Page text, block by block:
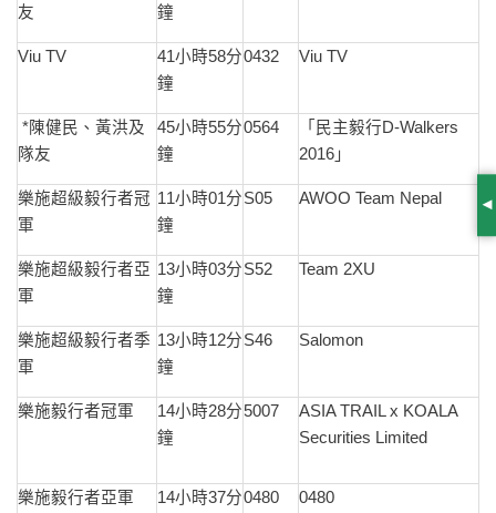
友
鐘
Viu TV
41小時58分
鐘
0432 Viu TV
*陳健民、黃洪及
隊友
45小時55分
鐘
0564
「民主毅行D-Walkers
2016」
樂施超級毅行者冠
軍
11小時01分
鐘
S05 AWOO Team Nepal
樂施超級毅行者亞
軍
13小時03分
鐘
S52 Team 2XU
樂施超級毅行者季
軍
13小時12分
鐘
S46 Salomon
樂施毅行者冠軍
14小時28分
鐘
5007
ASIA TRAIL x KOALA
Securities Limited
樂施毅行者亞軍
14小時37分0480 0480